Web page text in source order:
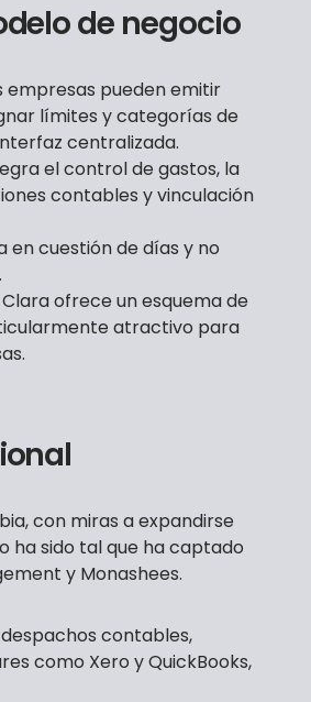
de negocio
empresas pueden emitir
límites y categorías de
centralizada.
el control de gastos, la
contables y vinculación
en cuestión de días y no
Clara ofrece un esquema de
atractivo para
con miras a expandirse
ha sido tal que ha captado
y Monashees.
contables,
como Xero y QuickBooks,